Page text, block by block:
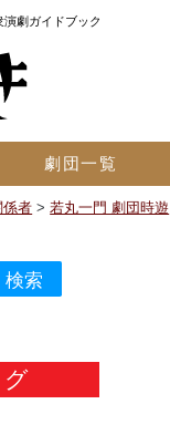
劇ガイドブック
劇団一覧
係者 >若丸一門 劇団時遊